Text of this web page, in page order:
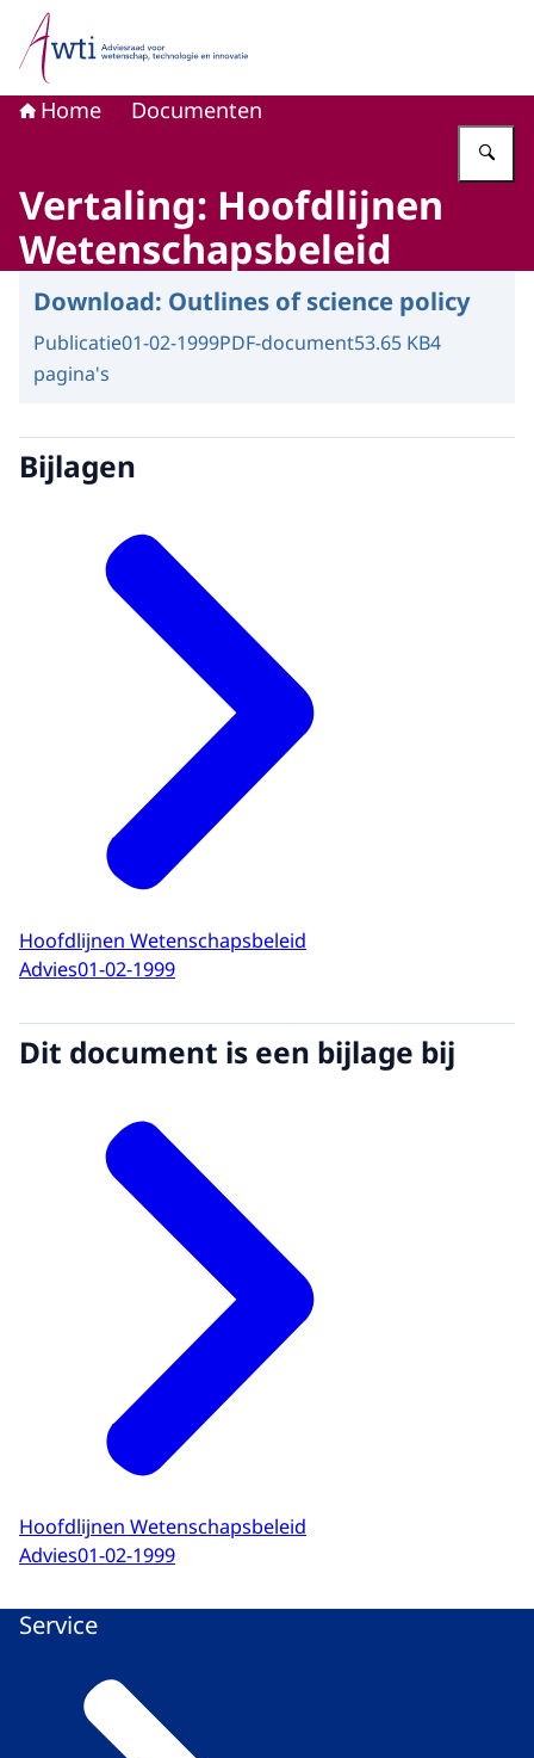
Naar de homepage van Adviesraad voor wetenschap,
Home Documenten
Vertaling: Hoofdlijnen
Wetenschapsbeleid
Download: Outlines of science policy
Publicatie01-02-1999PDF-document53.65 KB4
pagina's
Bijlagen
Hoofdlijnen Wetenschapsbeleid
Advies01-02-1999
Dit document is een bijlage bij
Hoofdlijnen Wetenschapsbeleid
Advies01-02-1999
Service